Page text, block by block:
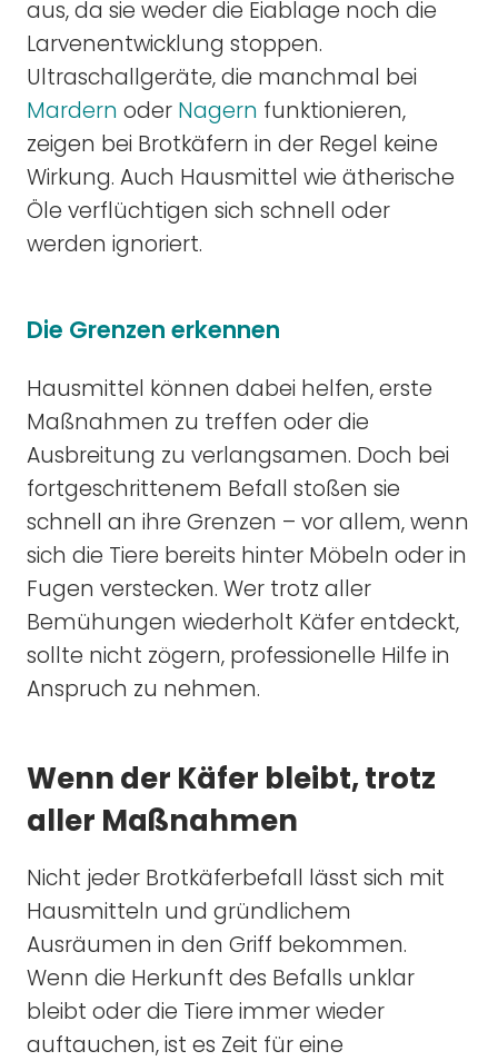
aus, da sie weder die Eiablage noch die
Larvenentwicklung stoppen.
Ultraschallgeräte, die manchmal bei
Mardern oder Nagern funktionieren,
zeigen bei Brotkäfern in der Regel keine
Wirkung. Auch Hausmittel wie ätherische
Öle verflüchtigen sich schnell oder
werden ignoriert.
Die Grenzen erkennen
Hausmittel können dabei helfen, erste
Maßnahmen zu treffen oder die
Ausbreitung zu verlangsamen. Doch bei
fortgeschrittenem Befall stoßen sie
schnell an ihre Grenzen – vor allem, wenn
sich die Tiere bereits hinter Möbeln oder in
Fugen verstecken. Wer trotz aller
Bemühungen wiederholt Käfer entdeckt,
sollte nicht zögern, professionelle Hilfe in
Anspruch zu nehmen.
Wenn der Käfer bleibt, trotz
aller Maßnahmen
Nicht jeder Brotkäferbefall lässt sich mit
Hausmitteln und gründlichem
Ausräumen in den Griff bekommen.
Wenn die Herkunft des Befalls unklar
bleibt oder die Tiere immer wieder
auftauchen, ist es Zeit für eine